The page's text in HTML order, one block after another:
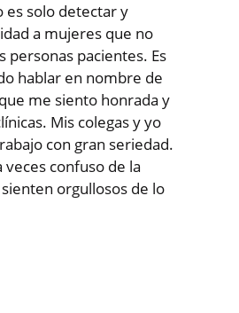
es solo detectar y
a mujeres que no
personas pacientes. Es
hablar en nombre de
me siento honrada y
Mis colegas y yo
con gran seriedad.
confuso de la
orgullosos de lo